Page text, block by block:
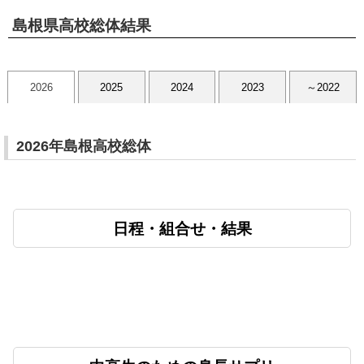
島根県高校総体結果
2026 2025 2024 2023 ～2022
2026年島根高校総体
日程・組合せ・結果